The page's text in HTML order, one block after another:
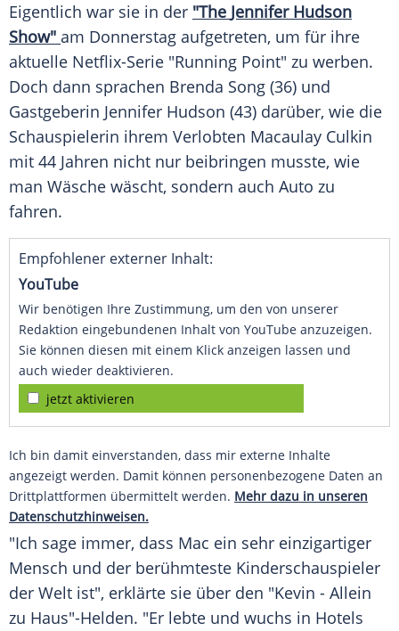
Eigentlich war sie in der "The Jennifer Hudson
Show" am Donnerstag aufgetreten, um für ihre
aktuelle Netflix-Serie "Running Point" zu werben.
Doch dann sprachen Brenda Song (36) und
Gastgeberin Jennifer Hudson (43) darüber, wie die
Schauspielerin ihrem Verlobten Macaulay Culkin
mit 44 Jahren nicht nur beibringen musste, wie
man Wäsche wäscht, sondern auch Auto zu
fahren.
Empfohlener externer Inhalt:
YouTube
Wir benötigen Ihre Zustimmung, um den von unserer
Redaktion eingebundenen Inhalt von YouTube anzuzeigen.
Sie können diesen mit einem Klick anzeigen lassen und
auch wieder deaktivieren.
jetzt aktivieren
Ich bin damit einverstanden, dass mir externe Inhalte
angezeigt werden. Damit können personenbezogene Daten an
Drittplattformen übermittelt werden. Mehr dazu in unseren
Datenschutzhinweisen.
"Ich sage immer, dass Mac ein sehr einzigartiger
Mensch und der berühmteste Kinderschauspieler
der Welt ist", erklärte sie über den "Kevin - Allein
zu Haus"-Helden. "Er lebte und wuchs in Hotels